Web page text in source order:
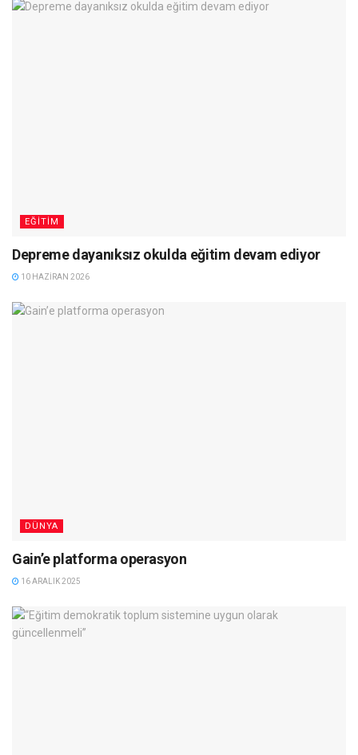
EĞITIM
Depreme dayanıksız okulda eğitim devam ediyor
10 HAZIRAN 2026
DÜNYA
Gain’e platforma operasyon
16 ARALIK 2025